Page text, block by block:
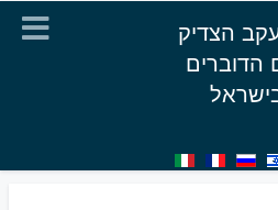
הצדיק
הדוברים